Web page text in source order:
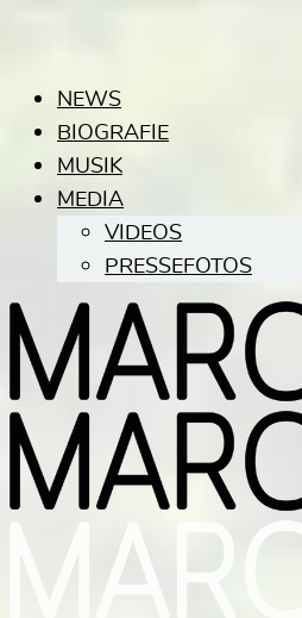
NEWS
BIOGRAFIE
MUSIK
MEDIA
VIDEOS
PRESSEFOTOS